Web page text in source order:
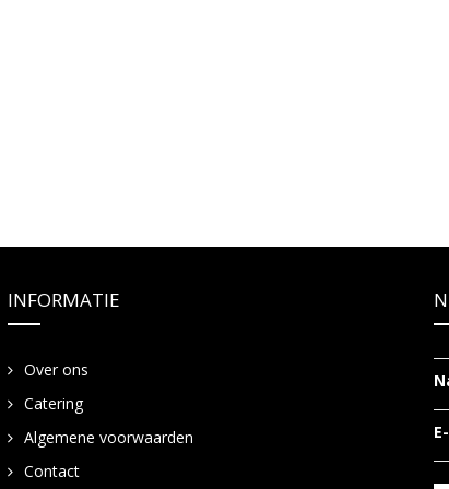
INFORMATIE
Over ons
Catering
Algemene voorwaarden
Contact